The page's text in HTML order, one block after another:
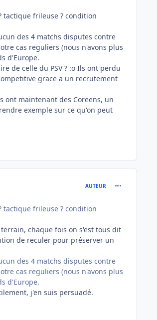
tactique frileuse ? condition
des 4 matchs disputes contre
cas reguliers (nous n'avons plus
d'Europe.
de celle du PSV ? :o Ils ont perdu
grace a un recrutement
ont maintenant des Coreens, un
exemple sur ce qu'on peut
AUTEUR
tactique frileuse ? condition
chaque fois on s'est tous dit
de reculer pour préserver un
des 4 matchs disputes contre
cas reguliers (nous n'avons plus
d'Europe.
j'en suis persuadé.